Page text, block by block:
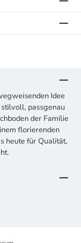
Idee
passgenau
der Familie
florierenden
heute für Qualität,